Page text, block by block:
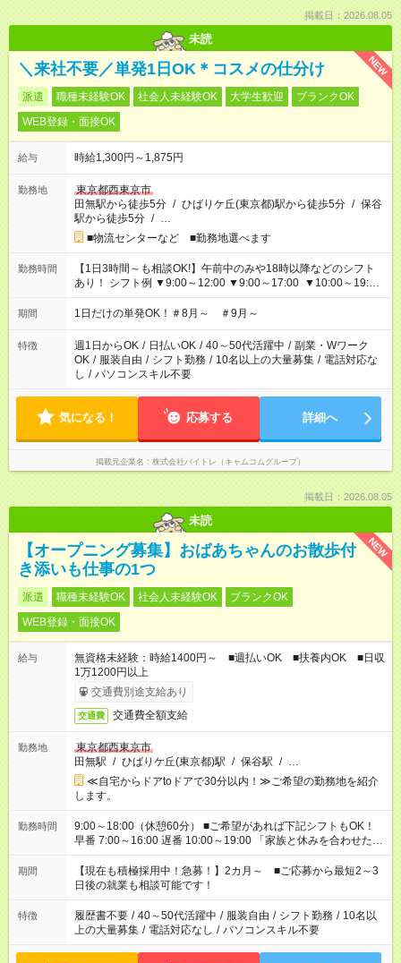
掲載日：2026.08.05
未読
NEW
＼来社不要／単発1日OK＊コスメの仕分け
派遣 職種未経験OK 社会人未経験OK 大学生歓迎
ブランクOK
WEB登録・面接OK
給与 時給1,300円～1,875円
勤務地
東京都西東京市
田無駅から徒歩5分 / ひばりケ丘(東京都)駅から徒歩5分 / 保谷
駅から徒歩5分 / …
■物流センターなど ■勤務地選べます
勤務時間
【1日3時間～も相談OK!】午前中のみや18時以降などのシフト
あり！ シフト例 ▼9:00～12:00 ▼9:00～17:00 ▼10:00～19:00
▼18:00～21:00
期間 1日だけの単発OK！＃8月～ ＃9月～
特徴 週1日からOK / 日払いOK / 40～50代活躍中 / 副業・Wワーク
OK / 服装自由 / シフト勤務 / 10名以上の大量募集 / 電話対応な
し / パソコンスキル不要
気になる！ 応募する 詳細へ
掲載元企業名 株式会社バイトレ（キャムコムグループ）
掲載日：2026.08.05
未読
NEW
【オープニング募集】おばあちゃんのお散歩付
き添いも仕事の1つ
派遣 職種未経験OK 社会人未経験OK
ブランクOK
WEB登録・面接OK
給与
無資格未経験：時給1400円～ ■週払いOK ■扶養内OK ■日収
1万1200円以上
交通費別途支給あり
交通費 交通費全額支給
勤務地
東京都西東京市
田無駅 / ひばりケ丘(東京都)駅 / 保谷駅 / …
≪自宅からドアtoドアで30分以内！≫ご希望の勤務地を紹介
します。
勤務時間
9:00～18:00（休憩60分） ■ご希望があれば下記シフトもOK！
早番 7:00～16:00 遅番 10:00～19:00 「家族と休みを合わせた
い」 「余裕を持って夕飯の準備がしたい」 「できれば残業はし
たくない」 など、ご希望を教えてくださいね。 ※Wワーク希望
の方へ 今ご覧のお仕事で希望する勤務時間と、もう1つのお仕事
の勤務時間。 合計で週40時間を超える場合は応募できません。
期間
【現在も積極採用中！急募！】2カ月～ ■ご応募から最短2～3
日後の就業も相談可能です！
特徴 履歴書不要 / 40～50代活躍中 / 服装自由 / シフト勤務 / 10名以
上の大量募集 / 電話対応なし / パソコンスキル不要